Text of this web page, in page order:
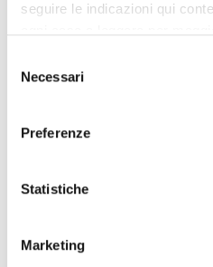
seguire le indicazioni qui
delNecessari
Preferenze
Statistiche
Marketing